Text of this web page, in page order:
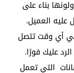
بناء على
العميل.
أي وقت تتصل
عليك فورًا.
التي تعمل